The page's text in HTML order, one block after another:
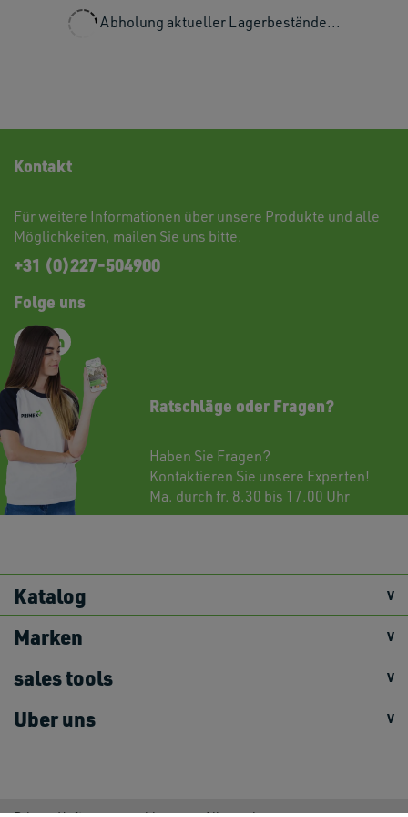
Abholung aktueller Lagerbestände...
Kontakt
Für weitere Informationen über unsere Produkte und alle
Möglichkeiten, mailen Sie uns bitte.
+31 (0)227-504900
Folge uns
Ratschläge oder Fragen?
Haben Sie Fragen?
Kontaktieren Sie unsere Experten!
Ma. durch fr. 8.30 bis 17.00 Uhr
Katalog
Marken
sales tools
Uber uns